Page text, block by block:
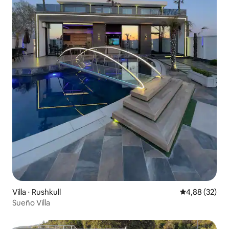
Villa ⋅ Rushkull Évaluation
4,88 (32)
Sueño Villa